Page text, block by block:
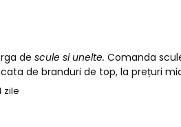
de scule si unelte. Comanda
de branduri de top, la prețuri
zile